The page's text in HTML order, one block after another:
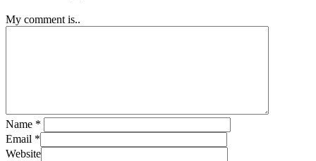
My comment is..
Name *
Email *
Website